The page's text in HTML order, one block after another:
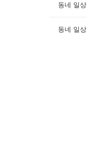
동네 일상
동네 일상